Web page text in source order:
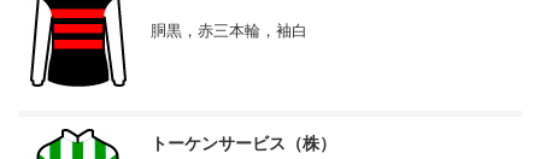
胴黒，赤三本輪，袖白
トーケンサービス（株）